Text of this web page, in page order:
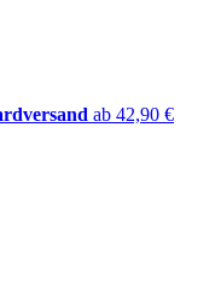
ab 42,90 €